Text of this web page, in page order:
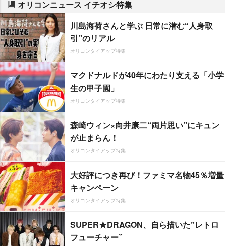
オリコンニュース イチオシ特集
川島海荷さんと学ぶ 日常に潜む“人身取
引”のリアル
オリコンタイアップ特集
マクドナルドが40年にわたり支える「小学
生の甲子園」
オリコンタイアップ特集
森崎ウィン×向井康二“両片思い”にキュン
が止まらん！
オリコンタイアップ特集
大好評につき再び！ファミマ名物45％増量
キャンペーン
オリコンタイアップ特集
SUPER★DRAGON、自ら描いた”レトロ
フューチャー”